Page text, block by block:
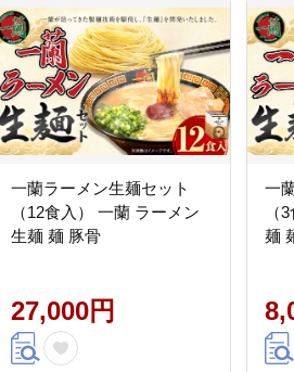
一蘭ラーメン生麺セット
（12食入） 一蘭 ラーメン
生麺 麺 豚骨
27,000円
一
（
麺